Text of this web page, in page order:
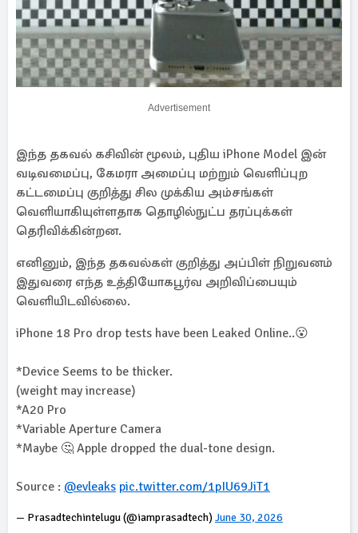
Advertisement
இந்த தகவல் கசிவின் மூலம், புதிய iPhone Model இன்
வடிவமைப்பு, கேமரா அமைப்பு மற்றும் வெளிப்புற
கட்டமைப்பு குறித்து சில முக்கிய அம்சங்கள்
வெளியாகியுள்ளதாக தொழில்நுட்ப தரப்புக்கள்
தெரிவிக்கின்றன.
எனினும், இந்த தகவல்கள் குறித்து அப்பிள் நிறுவனம்
இதுவரை எந்த உத்தியோகபூர்வ அறிவிப்பையும்
வெளியிடவில்லை.
iPhone 18 Pro drop tests have been Leaked Online..😮
*Device Seems to be thicker.
(weight may increase)
*A20 Pro
*Variable Aperture Camera
*Maybe 🤔 Apple dropped the dual-tone design.
Source : @evleaks pic.twitter.com/1pIU69JiT1
— Prasadtechintelugu (@iamprasadtech) June 30, 2026